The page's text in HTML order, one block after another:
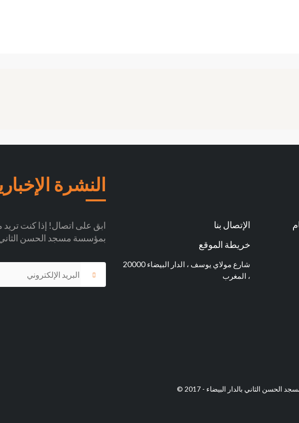
الإتصال بنا
خريطة الموقع
شارع مولاي يوسف ، الدار البيضاء 20000
، المغرب
النشرة
ابق على اتصال! إذا كنت تريد
بمؤسسة مسجد الحسن
الثاني بالدار البيضاء - 2017 ©